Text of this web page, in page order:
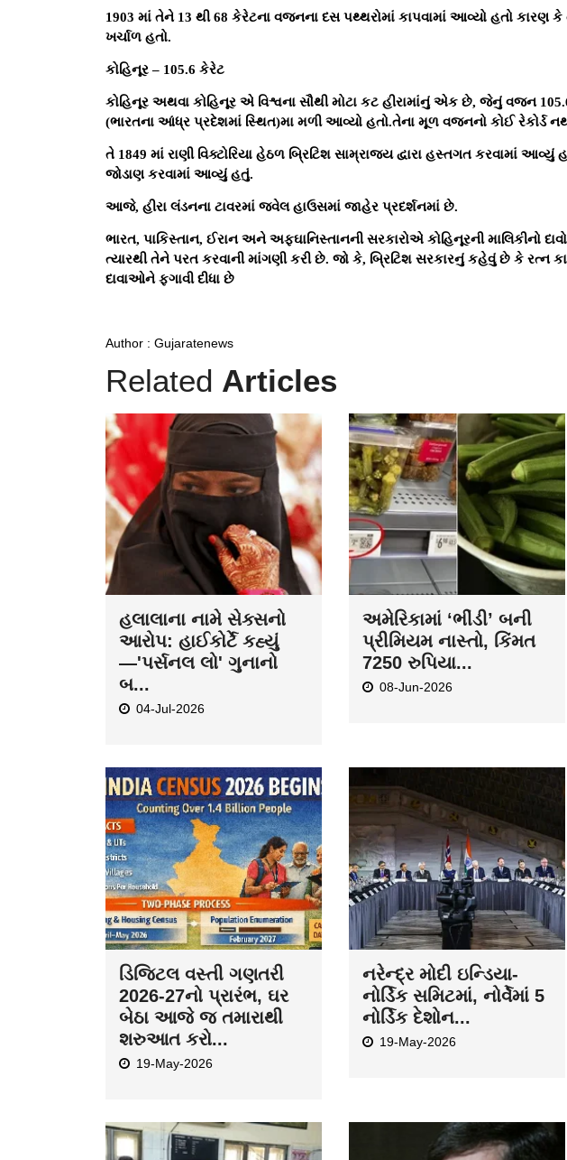
1903 માં તેને 13 થી 68 કેરેટના વજનના દસ પથ્થરોમાં કાપવામાં આવ્યો હતો
ખર્ચાળ હતો.
કોહિનૂર – 105.6 કેરેટ
કોહિનૂર અથવા કોહિનૂર એ વિશ્વના સૌથી મોટા કટ હીરામાંનું એક છે, જેનું વજન
(ભારતના આંધ્ર પ્રદેશમાં સ્થિત)મા મળી આવ્યો હતો.તેના મૂળ વજનનો કોઈ રેકોર્ડ
તે 1849 માં રાણી વિક્ટોરિયા હેઠળ બ્રિટિશ સામ્રાજ્ય દ્વારા હસ્તગત કરવામાં
જોડાણ કરવામાં આવ્યું હતું.
આજે, હીરા લંડનના ટાવરમાં જ્વેલ હાઉસમાં જાહેર પ્રદર્શનમાં છે.
ભારત, પાકિસ્તાન, ઈરાન અને અફઘાનિસ્તાનની સરકારોએ કોહિનૂરની માલિકીનો
ત્યારથી તેને પરત કરવાની માંગણી કરી છે. જો કે, બ્રિટિશ સરકારનું કહેવું છે કે
દાવાઓને ફગાવી દીધા છે
Author : Gujaratenews
Related Articles
હલાલાના નામે સેક્સનો
આરોપ: હાઈકોર્ટે કહ્યું
—'પર્સનલ લો' ગુનાનો
બ...
04-Jul-2026
અમેરિકામાં ‘ભીંડી’ બની
પ્રીમિયમ નાસ્તો, કિંમત
7250 રુપિયા...
08-Jun-2026
ડિજિટલ વસ્તી ગણતરી
2026-27નો પ્રારંભ, ઘર
બેઠા આજે જ તમારાથી
શરુઆત કરો...
19-May-2026
નરેન્દ્ર મોદી ઇન્ડિયા-
નોર્ડિક સમિટમાં, નોર્વેમાં 5
નોર્ડિક દેશોન...
19-May-2026